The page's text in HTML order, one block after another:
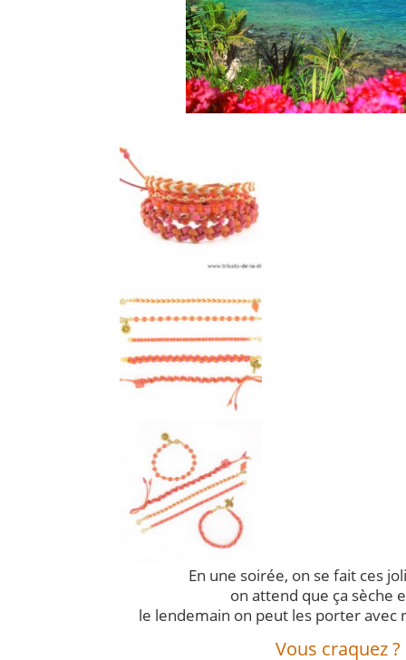
En une soirée, on se fait ces
on attend que ça sèche
le lendemain on peut les porter avec
Vous craquez ?